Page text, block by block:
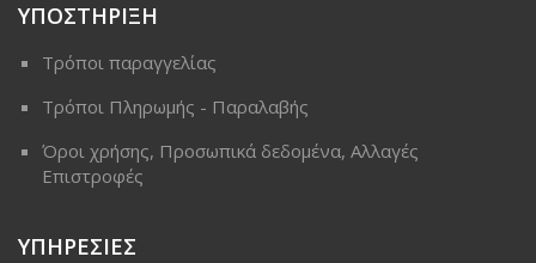
ΥΠΟΣΤΗΡΙΞΗ
Τρόποι παραγγελίας
Τρόποι Πληρωμής - Παραλαβής
Όροι χρήσης, Προσωπικά δεδομένα, Αλλαγές
Επιστροφές
ΥΠΗΡΕΣΙΕΣ